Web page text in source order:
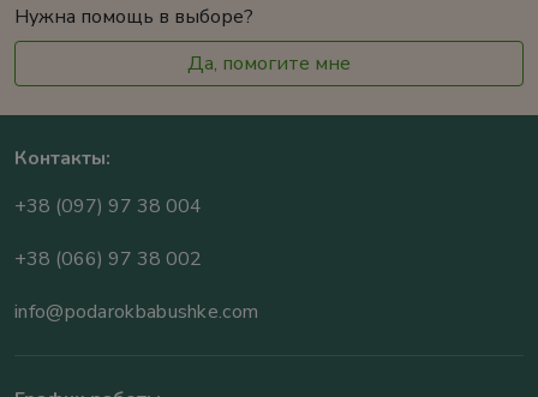
Нужна помощь в выборе?
Да, помогите мне
Контакты:
+38 (097) 97 38 004
+38 (066) 97 38 002
info@podarokbabushke.com